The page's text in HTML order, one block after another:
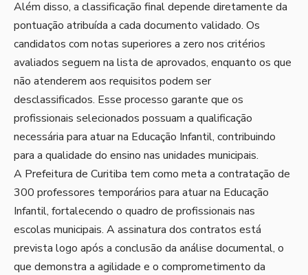
Além disso, a classificação final depende diretamente da
pontuação atribuída a cada documento validado. Os
candidatos com notas superiores a zero nos critérios
avaliados seguem na lista de aprovados, enquanto os que
não atenderem aos requisitos podem ser
desclassificados. Esse processo garante que os
profissionais selecionados possuam a qualificação
necessária para atuar na Educação Infantil, contribuindo
para a qualidade do ensino nas unidades municipais.
A Prefeitura de Curitiba tem como meta a contratação de
300 professores temporários para atuar na Educação
Infantil, fortalecendo o quadro de profissionais nas
escolas municipais. A assinatura dos contratos está
prevista logo após a conclusão da análise documental, o
que demonstra a agilidade e o comprometimento da